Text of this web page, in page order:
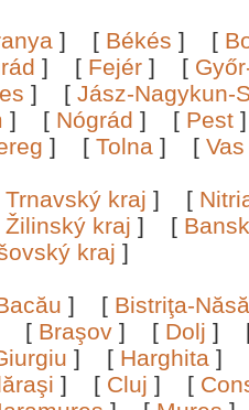
] [ Békés ] [
] [ Fejér ] [
] [ Jász-Nagykun-
] [ Nógrád ] [ Pest
] [ Tolna ] [ Vas
Trnavský kraj ] [
Žilinský kraj ] [
kraj ]
] [ Bistriţa-
[ Braşov ] [ Dolj ]
] [ Harghita ]
] [ Cluj ] [